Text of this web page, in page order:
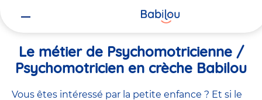
Le métier de Psychomotricienne /
Psychomotricien en crèche Babilou
Vous êtes intéressé par la petite enfance ? Et si le